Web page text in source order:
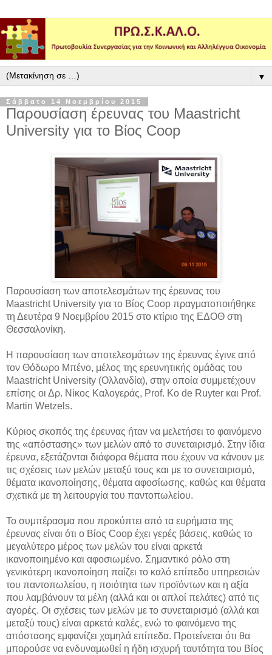
▼
Σάββατο 14 Νοεμβρίου 2015
Παρουσίαση έρευνας του Maastricht
University για το Βίος Coop
Παρουσίαση των αποτελεσμάτων της έρευνας του
Maastricht University για το Βίος Coop πραγματοποιήθηκε
τη Δευτέρα 9 Νοεμβρίου 2015 στο κτίριο της ΕΔΟΘ στη
Θεσσαλονίκη.
Η παρουσίαση των αποτελεσμάτων της έρευνας έγινε από
τον Θόδωρο Μπένο, μέλος της ερευνητικής ομάδας του
Maastricht University (Ολλανδία), στην οποία συμμετέχουν
επίσης οι Δρ. Νίκος Καλογεράς, Prof. Ko de Ruyter και Prof.
Martin Wetzels.
Κύριος σκοπός της έρευνας ήταν να μελετήσει το φαινόμενο
της «απόστασης» των μελών από το συνεταιρισμό. Στην ίδια
έρευνα, εξετάζονται διάφορα θέματα που έχουν να κάνουν με
τις σχέσεις των μελών μεταξύ τους και με το συνεταιρισμό,
θέματα ικανοποίησης, θέματα αφοσίωσης, καθώς και θέματα
σχετικά με τη λειτουργία του παντοπωλείου.
Το συμπέρασμα που προκύπτει από τα ευρήματα της
έρευνας είναι ότι ο Βίος Coop έχει γερές βάσεις, καθώς το
μεγαλύτερο μέρος των μελών του είναι αρκετά
ικανοποιημένο και αφοσιωμένο. Σημαντικό ρόλο στη
γενικότερη ικανοποίηση παίζει το καλό επίπεδο υπηρεσιών
του παντοπωλείου, η ποιότητα των προϊόντων και η αξία
που λαμβάνουν τα μέλη (αλλά και οι απλοί πελάτες) από τις
αγορές. Οι σχέσεις των μελών με το συνεταιρισμό (αλλά και
μεταξύ τους) είναι αρκετά καλές, ενώ το φαινόμενο της
απόστασης εμφανίζει χαμηλά επίπεδα. Προτείνεται ότι θα
μπορούσε να ενδυναμωθεί η ήδη ισχυρή ταυτότητα του Βίος